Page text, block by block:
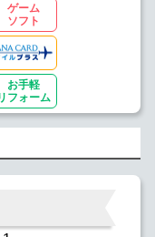
ゲーム
ソフト
お手軽
フォーム